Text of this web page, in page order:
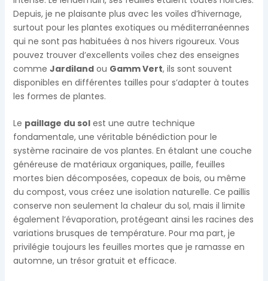
Depuis, je ne plaisante plus avec les voiles d’hivernage,
surtout pour les plantes exotiques ou méditerranéennes
qui ne sont pas habituées à nos hivers rigoureux. Vous
pouvez trouver d’excellents voiles chez des enseignes
comme Jardilandou Gamm Vert, ils sont souvent
disponibles en différentes tailles pour s’adapter à toutes
les formes de plantes.
Le paillage du solest une autre technique
fondamentale, une véritable bénédiction pour le
système racinaire de vos plantes. En étalant une couche
généreuse de matériaux organiques, paille, feuilles
mortes bien décomposées, copeaux de bois, ou même
du compost, vous créez une isolation naturelle. Ce paillis
conserve non seulement la chaleur du sol, mais il limite
également l’évaporation, protégeant ainsi les racines des
variations brusques de température. Pour ma part, je
privilégie toujours les feuilles mortes que je ramasse en
automne, un trésor gratuit et efficace.